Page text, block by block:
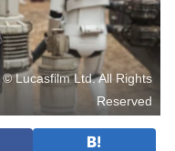
Lucasfilm Ltd. All Rights
Reserved